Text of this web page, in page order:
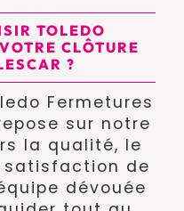
TOLEDO
CLÔTURE
?
Fermetures
sur notre
la qualité, le
de
dévouée